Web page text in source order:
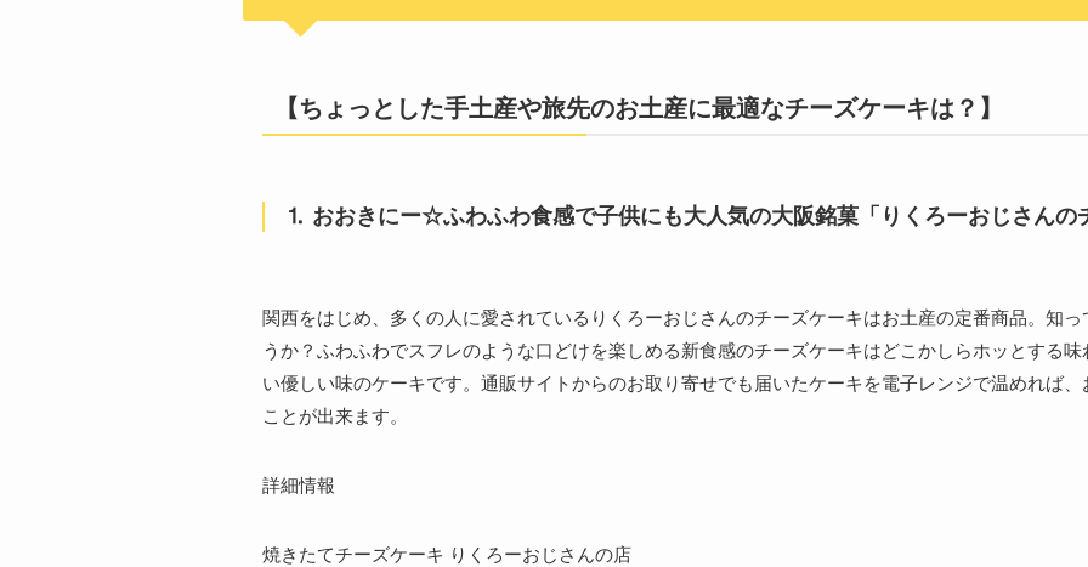
【ちょっとした手土産や旅先のお土産に最適なチーズケーキは？】
⒈ おおきにー☆ふわふわ食感で子供にも大人気の大阪銘菓「りくろーおじさんの
関西をはじめ、多くの人に愛されているりくろーおじさんのチーズケーキはお土産の定番商品。知
うか？ふわふわでスフレのような口どけを楽しめる新食感のチーズケーキはどこかしらホッとする
い優しい味のケーキです。通販サイトからのお取り寄せでも届いたケーキを電子レンジで温めれば
ことが出来ます。
詳細情報
焼きたてチーズケーキ りくろーおじさんの店